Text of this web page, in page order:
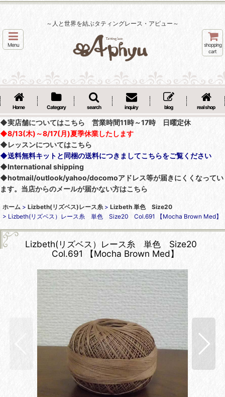
～人と世界を結ぶタティングレース・アピュー～
Menu
shopping
cart
Home Category search inquiry blog real shop
◆実店舗についてはこちら 営業時間11時～17時 日曜定休
◆8/13(木)～8/17(月)夏季休業したします
◆レッスンについてはこちら
◆送料無料キットと同梱の送料につきましてこちらをご覧ください
◆International shipping
◆hotmail/outlook/yahoo/docomoアドレス等が届きにくくなってい
ます。当店からのメールが届かない方はこちら
ホーム > Lizbeth(リズベス)レース糸 > Lizbeth 単色 Size20
> Lizbeth(リズベス）レース糸 単色 Size20 Col.691 【Mocha Brown Med】
Lizbeth(リズベス）レース糸 単色 Size20
Col.691 【Mocha Brown Med】